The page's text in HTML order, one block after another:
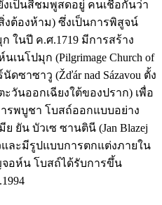
งเป็นสีชมพูสดอยู่ คนเชื่อกันว่า
ต้องห้าม) ซึ่งเป็นการพิสูจน์
ในปี ค.ศ.1719 มีการสร้าง
นโปมุก (Pilgrimage Church of
ดซาซาวู (Žďár nad Sázavou ตั้ง
วันออกเฉียงใต้ของปราก) เพื่อ
รพบูชา โบสถ์ออกแบบอย่าง
ยัน บัวเซ ซานตินี (Jan Blazej
และมีรูปแบบการตกแต่งภายใน
อห์น โบสถ์ได้รับการขึ้น